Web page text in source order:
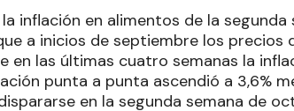
inflación en alimentos de la segunda
a inicios de septiembre los precios
en las últimas cuatro semanas la
punta a punta ascendió a 3,6%
en la segunda semana de